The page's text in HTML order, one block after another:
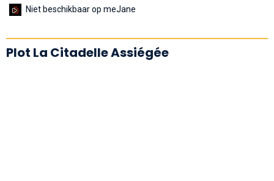
Niet beschikbaar op meJane
Plot La Citadelle Assiégée